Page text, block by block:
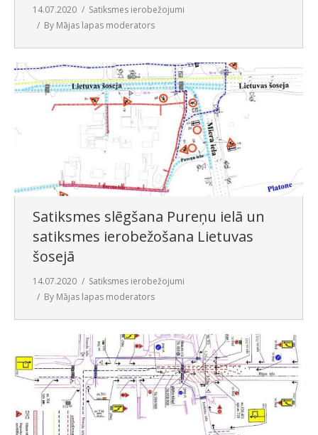
14.07.2020
Satiksmes ierobežojumi
By Mājas lapas moderators
Satiksmes slēgšana Pureņu ielā un
satiksmes ierobežošana Lietuvas
šosejā
14.07.2020
Satiksmes ierobežojumi
By Mājas lapas moderators